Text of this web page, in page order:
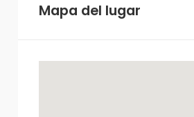
Mapa del lugar